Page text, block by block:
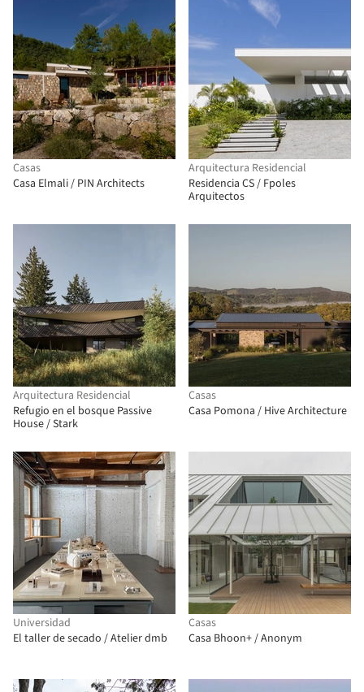
Casas
Casa Elmali / PIN Architects
Arquitectura Residencial
Residencia CS / Fpoles
Arquitectos
Arquitectura Residencial
Refugio en el bosque Passive
House / Stark
Casas
Casa Pomona / Hive Architecture
Universidad
El taller de secado / Atelier dmb
Casas
Casa Bhoon+ / Anonym